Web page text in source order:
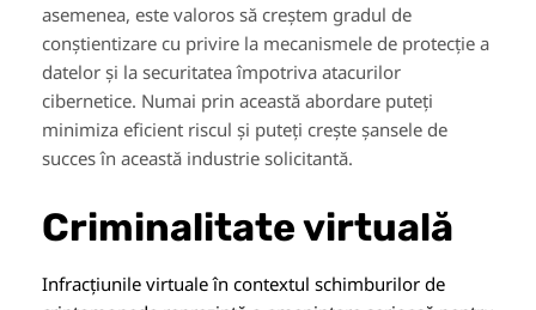
asemenea, este valoros să creștem gradul de
conștientizare cu privire la mecanismele de protecție a
datelor și la securitatea împotriva atacurilor
cibernetice. Numai prin această abordare puteți
minimiza eficient riscul și puteți crește șansele de
succes în această industrie solicitantă.
Criminalitate virtuală
Infracțiunile virtuale în contextul schimburilor de